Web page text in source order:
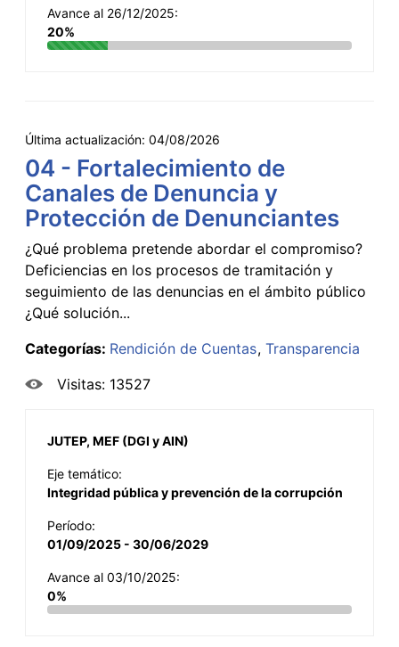
Avance al 26/12/2025:
20%
Última actualización: 04/08/2026
04 - Fortalecimiento de
Canales de Denuncia y
Protección de Denunciantes
¿Qué problema pretende abordar el compromiso?
Deficiencias en los procesos de tramitación y
seguimiento de las denuncias en el ámbito público
¿Qué solución...
Categorías: Rendición de Cuentas Transparencia
Visitas: 13527
JUTEP, MEF (DGI y AIN)
Eje temático:
Integridad pública y prevención de la corrupción
Período:
01/09/2025 - 30/06/2029
Avance al 03/10/2025:
0%